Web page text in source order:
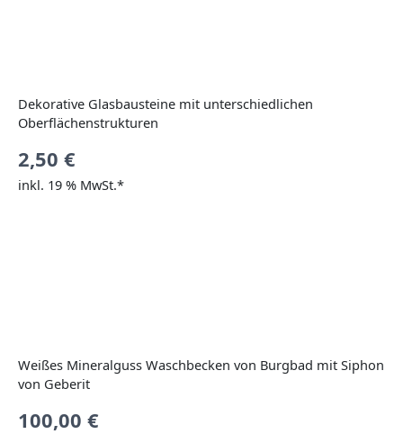
Dekorative Glasbausteine mit unterschiedlichen
Oberflächenstrukturen
2,50 €
inkl. 19 % MwSt.*
Weißes Mineralguss Waschbecken von Burgbad mit Siphon
von Geberit
100,00 €